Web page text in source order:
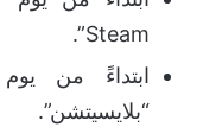
Steam”.
“بلايسيتشن”.